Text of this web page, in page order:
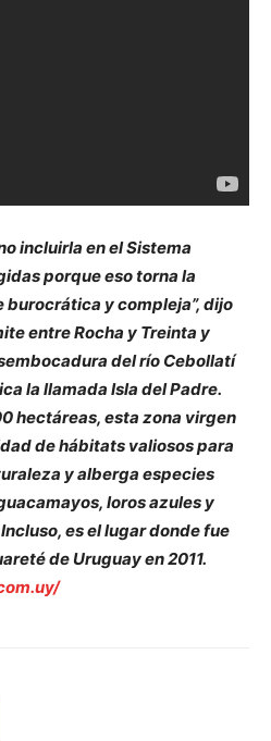
incluirla en el Sistema
porque eso torna la
y compleja”, dijo
entre Rocha y Treinta y
del río Cebollatí
la llamada Isla del Padre.
hectáreas, esta zona virgen
de hábitats valiosos para
y alberga especies
loros azules y
es el lugar donde fue
de Uruguay en 2011.